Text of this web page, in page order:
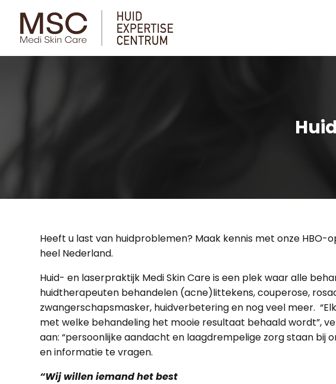
Heeft u last van huidproblemen? Maak kennis met onze
heel Nederland.
Huid- en laserpraktijk Medi Skin Care is een plek waar alle
huidtherapeuten behandelen (acne)littekens, couperose,
zwangerschapsmasker, huidverbetering en nog veel meer.
met welke behandeling het mooie resultaat behaald wordt”,
aan: “persoonlijke aandacht en laagdrempelige zorg staan bij
en informatie te vragen.
“Wij willen iemand het best